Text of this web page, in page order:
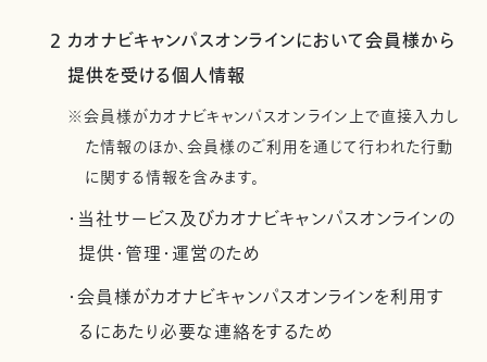
2 カオナビキャンパスオンラインにおいて会員様から
提供を受ける個人情報
※会員様がカオナビキャンパスオンライン上で直接入力し
た情報のほか、会員様のご利用を通じて行われた行動
に関する情報を含みます。
・当社サービス及びカオナビキャンパスオンラインの
提供・管理・運営のため
・会員様がカオナビキャンパスオンラインを利用す
るにあたり必要な連絡をするため